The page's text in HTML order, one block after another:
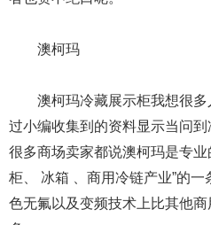
澳柯玛
澳柯玛冷藏展示柜我想很多
过小编收集到的资料显示当问到
很多商场卖家都说澳柯玛是专
柜、 冰箱 、商用冷链产业”的
色无氟以及变频技术上比其他